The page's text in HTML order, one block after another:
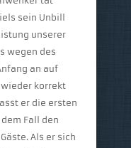
sein Unbill
unserer
wegen des
an auf
korrekt
er die ersten
Fall den
Als er sich